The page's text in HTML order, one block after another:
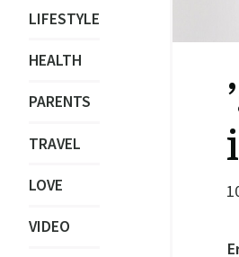
LIFESTYLE
HEALTH
PARENTS
TRAVEL
LOVE
VIDEO